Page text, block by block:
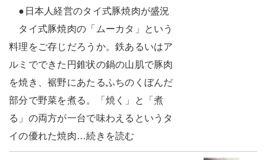
●日本人経営のタイ式豚焼肉が盛況
タイ式豚焼肉の「ムーカタ」という
料理をご存じだろうか。鉄あるいはア
ルミでできた円錐状の鍋の山肌で豚肉
を焼き、裾野にあたるふちのくぼんだ
部分で野菜を煮る。「焼く」と「煮
る」の両方が一台で味わえるというタ
イの優れた焼肉…続きを読む